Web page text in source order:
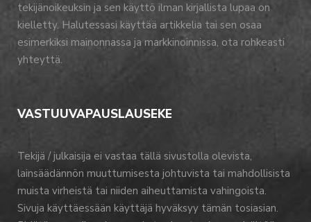
tekijänoikeuksin ja sen käyttö ilman kirjallista lupaa on
kielletty. Halutessasi käyttää artikkelia tai sen osaa
esimerkiksi mainonnassa ja markkinoinnissa, ota rohkeasti
yhteyttä.
VASTUUVAPAUSLAUSEKE
Tekijä / julkaisija ei vastaa tällä sivustolla olevista,
lainsäädännön muuttumisesta johtuvista tai mahdollisista
muista virheistä tai niiden aiheuttamista vahingoista.
Sivuja käyttäessään käyttäjä hyväksyy tämän tosiasian.